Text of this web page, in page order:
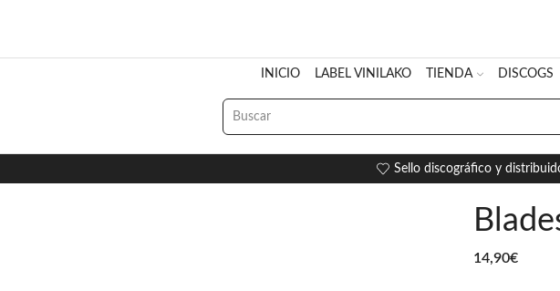
INICIO LABEL VINILAKO TIENDA DISCOGS
Sello discográfico y
14,90€